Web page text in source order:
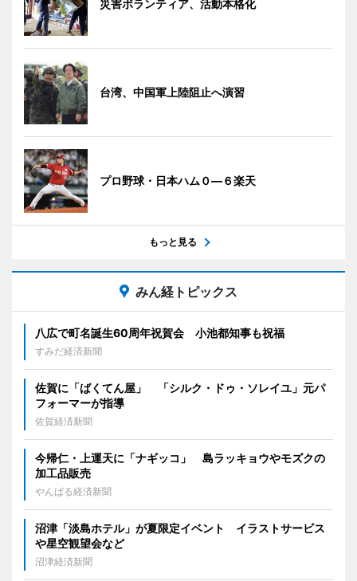
災害ボランティア、活動本格化
台湾、中国軍上陸阻止へ演習
プロ野球・日本ハム０―６楽天
もっと見る
みん経トピックス
八広で町名誕生60周年祝賀会 小池都知事も祝福
すみだ経済新聞
佐賀に「ばくてん屋」 「シルク・ドゥ・ソレイユ」元パ
フォーマーが指導
佐賀経済新聞
今帰仁・上運天に「ナギッコ」 島ラッキョウやモズクの
加工品販売
やんばる経済新聞
沼津「淡島ホテル」が夏限定イベント イラストサービス
や星空観望会など
沼津経済新聞